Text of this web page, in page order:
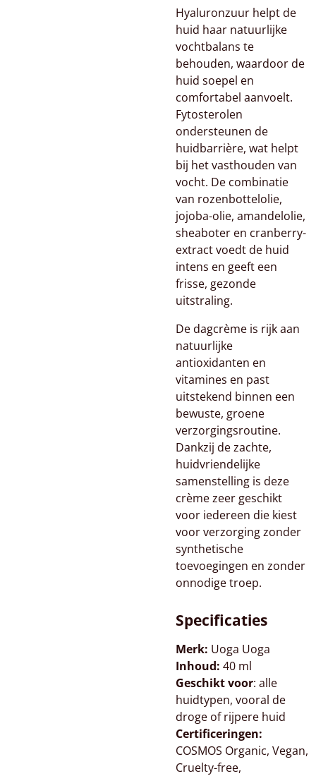
Hyaluronzuur helpt de
huid haar natuurlijke
vochtbalans te
behouden, waardoor de
huid soepel en
comfortabel aanvoelt.
Fytosterolen
ondersteunen de
huidbarrière, wat helpt
bij het vasthouden van
vocht. De combinatie
van rozenbottelolie,
jojoba-olie, amandelolie,
sheaboter en cranberry-
extract voedt de huid
intens en geeft een
frisse, gezonde
uitstraling.
De dagcrème is rijk aan
natuurlijke
antioxidanten en
vitamines en past
uitstekend binnen een
bewuste, groene
verzorgingsroutine.
Dankzij de zachte,
huidvriendelijke
samenstelling is deze
crème zeer geschikt
voor iedereen die kiest
voor verzorging zonder
synthetische
toevoegingen en zonder
onnodige troep.
Specificaties
Merk: Uoga Uoga
Inhoud: 40 ml
Geschikt voor: alle
huidtypen, vooral de
droge of rijpere huid
Certificeringen:
COSMOS Organic, Vegan,
Cruelty-free,